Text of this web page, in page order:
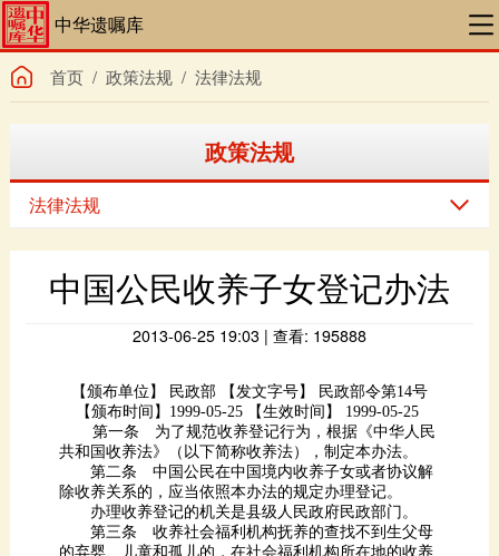
中华遗嘱库
首页/ 政策法规/ 法律法规
政策法规
法律法规
中国公民收养子女登记办法
2013-06-25 19:03 | 查看: 195888
【颁布单位】 民政部 【发文字号】 民政部令第14号
【颁布时间】1999-05-25 【生效时间】 1999-05-25
共和国收养法》（以下简称收养法），制定本办法。
除收养关系的，应当依照本办法的规定办理登记。
办理收养登记的机关是县级人民政府民政部门。